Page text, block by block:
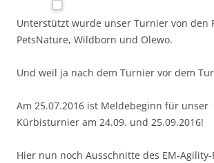
Unterstützt wurde unser Turnier von den
PetsNature, Wildborn und Olewo.
Und weil ja nach dem Turnier vor dem
Am 25.07.2016 ist Meldebeginn für unser
Kürbisturnier am 24.09. und 25.09.2016!
Hier nun noch Ausschnitte des EM-